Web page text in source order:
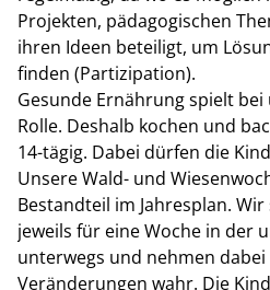
Projekten, pädagogischen
ihren Ideen beteiligt, um
finden (Partizipation).
Gesunde Ernährung spielt
Rolle. Deshalb kochen und
14-tägig. Dabei dürfen die
Unsere Wald- und
Bestandteil im Jahresplan.
jeweils für eine Woche in der
unterwegs und nehmen
Veränderungen wahr. Die